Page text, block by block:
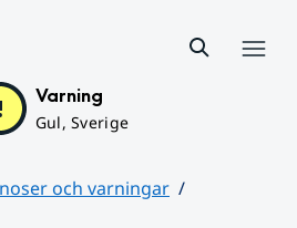
Varning
Gul, Sverige
och varningar